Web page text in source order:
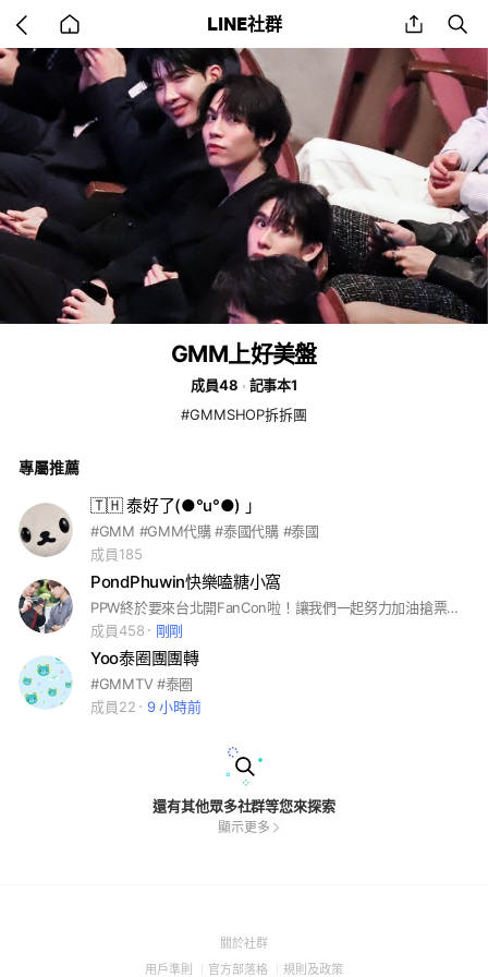
back
to
home
LINE社群 share
GMM上好美盤
成員48
記事本1
#GMMSHOP拆拆團
專屬推薦
🇹🇭 泰好了(●°u°●)​ 」
#GMM #GMM代購 #泰國代購 #泰國
成員185
PondPhuwin快樂嗑糖小窩
PPW終於要來台北開FanCon啦！讓我們一起努力加油搶票，順利進場見二寶吧！🥹
成員458
剛剛
Yoo泰圈團團轉
#GMMTV #泰圈
成員22
9 小時前
還有其他眾多社群等您來探索
顯示更多
關於社群(Open
用戶準則 (Open
官方部落格 (Open
規則及政策(Open